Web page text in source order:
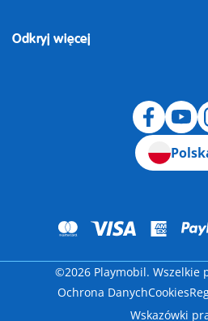
Odstąpienie od umowy
Odkryj więcej
©2026 Playmobil. Wszelkie
Ochrona DanychCookies
Wskazówki